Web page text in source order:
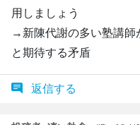
用しましょう
→新陳代謝の多い塾講師
と期待する矛盾
返信する